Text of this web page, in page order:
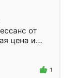
от
цена и
1